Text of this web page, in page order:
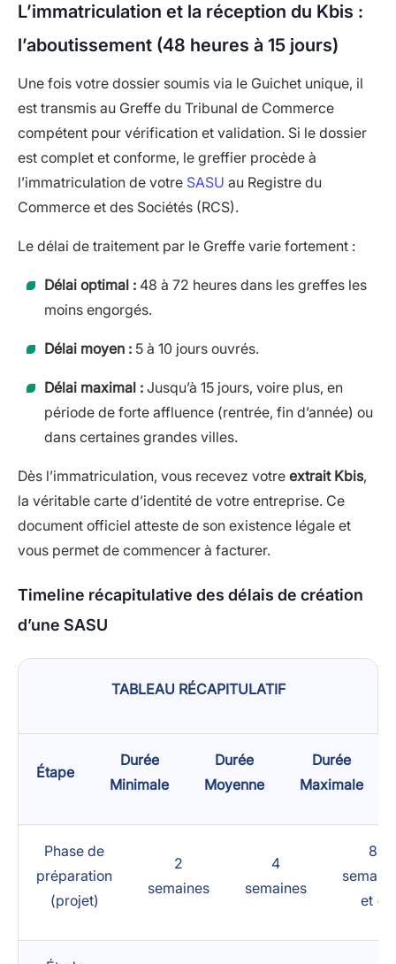
L’immatriculation et la réception du Kbis :
l’aboutissement (48 heures à 15 jours)
Une fois votre dossier soumis via le Guichet unique, il
est transmis au Greffe du Tribunal de Commerce
compétent pour vérification et validation. Si le dossier
est complet et conforme, le greffier procède à
l’immatriculation de votre SASU au Registre du
Commerce et des Sociétés (RCS).
Le délai de traitement par le Greffe varie fortement :
Délai optimal : 48 à 72 heures dans les greffes les
moins engorgés.
Délai moyen : 5 à 10 jours ouvrés.
Délai maximal : Jusqu’à 15 jours, voire plus, en
période de forte affluence (rentrée, fin d’année) ou
dans certaines grandes villes.
Dès l’immatriculation, vous recevez votre extrait Kbis,
la véritable carte d’identité de votre entreprise. Ce
document officiel atteste de son existence légale et
vous permet de commencer à facturer.
Timeline récapitulative des délais de création
d’une SASU
TABLEAU RÉCAPITULATIF
Étape
Durée
Minimale
Durée
Moyenne
Durée
Maximale
Phase de
préparation
(projet)
2
semaines
4
semaines
8
et +